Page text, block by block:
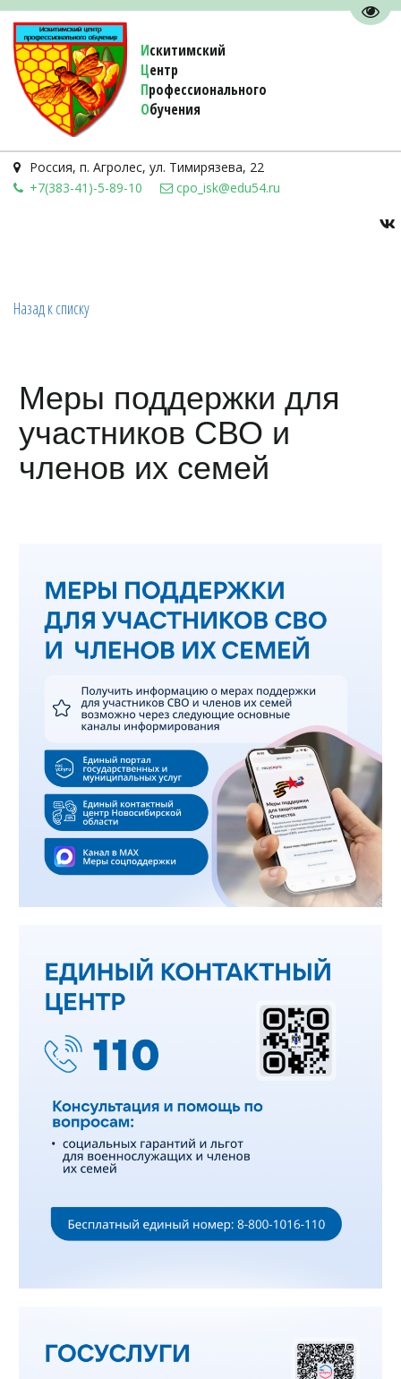
Искитимский
Центр
Профессионального
Обучения
Россия, п. Агролес, ул. Тимирязева, 22
+7(383-41)-5-89-10
cpo_isk@edu54.ru
Назад к списку
Меры поддержки для
участников СВО и
членов их семей